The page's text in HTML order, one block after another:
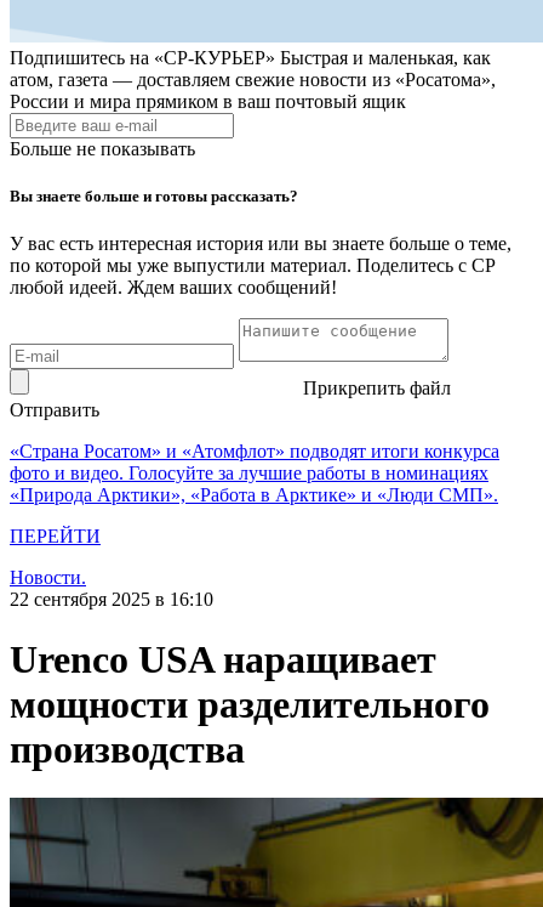
Подпишитесь на «СР-КУРЬЕР» Быстрая и маленькая, как
атом, газета — доставляем свежие новости из «Росатома»,
России и мира прямиком в ваш почтовый ящик
Больше не показывать
Вы знаете больше и готовы рассказать?
У вас есть интересная история или вы знаете больше о теме,
по которой мы уже выпустили материал. Поделитесь с СР
любой идеей. Ждем ваших сообщений!
Прикрепить файл
Отправить
«Страна Росатом» и «Атомфлот» подводят итоги конкурса
фото и видео. Голосуйте за лучшие работы в номинациях
«Природа Арктики», «Работа в Арктике» и «Люди СМП».
ПЕРЕЙТИ
Новости.
22 сентября 2025 в 16:10
Urenco USA наращивает
мощности разделительного
производства